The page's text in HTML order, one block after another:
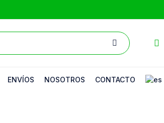
ENVÍOS NOSOTROS CONTACTO